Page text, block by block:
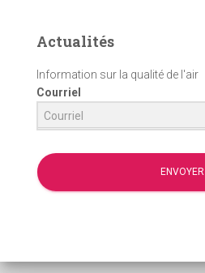
Actualités
Information sur la qualité de l'air
Courriel
ENVOYER